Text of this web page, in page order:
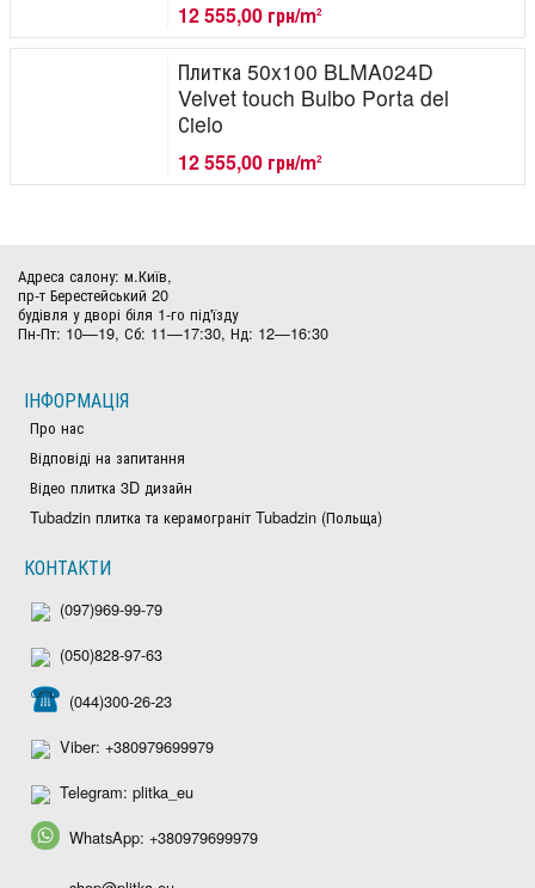
12 555,00 грн/m2
Плитка 50x100 BLMA024D
Velvet touch Bulbo Porta del
Сielo
12 555,00 грн/m2
Адреса салону: м.Київ,
пр-т Берестейський 20
будівля у дворі біля 1-го під'їзду
Пн-Пт: 10—19, Сб: 11—17:30, Нд: 12—16:30
ІНФОРМАЦІЯ
Про нас
Відповіді на запитання
Відео плитка 3D дизайн
Tubadzin плитка та керамограніт Tubadzin (Польща)
КОНТАКТИ
(097)969-99-79
(050)828-97-63
(044)300-26-23
Viber: +380979699979
Telegram: plitka_eu
WhatsApp: +380979699979